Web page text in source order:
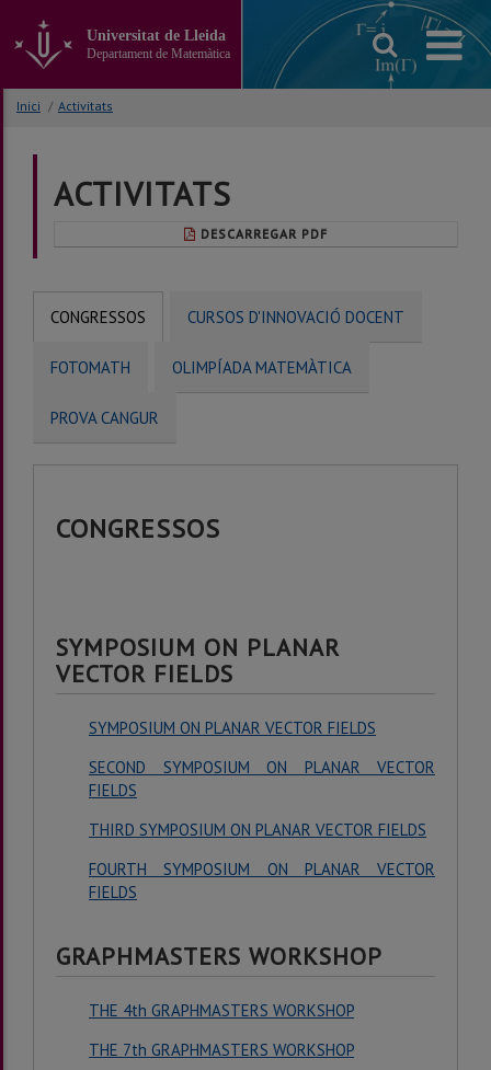
contingut
principal
Universitat de Lleida
Departament de Matemàtica
Inici / Activitats
ACTIVITATS
DESCARREGAR PDF
CONGRESSOS CURSOS D'INNOVACIÓ DOCENT
FOTOMATH OLIMPÍADA MATEMÀTICA
PROVA CANGUR
CONGRESSOS
SYMPOSIUM ON PLANAR
VECTOR FIELDS
SYMPOSIUM ON PLANAR VECTOR FIELDS
SECOND SYMPOSIUM ON PLANAR VECTOR
FIELDS
THIRD SYMPOSIUM ON PLANAR VECTOR FIELDS
FOURTH SYMPOSIUM ON PLANAR VECTOR
FIELDS
GRAPHMASTERS WORKSHOP
THE 4th GRAPHMASTERS WORKSHOP
THE 7th GRAPHMASTERS WORKSHOP